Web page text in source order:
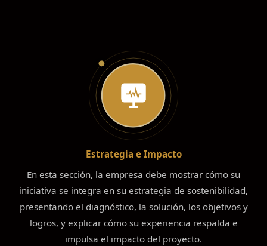
Estrategia e Impacto
En esta sección, la empresa debe mostrar cómo su
iniciativa se integra en su estrategia de sostenibilidad,
presentando el diagnóstico, la solución, los objetivos y
logros, y explicar cómo su experiencia respalda e
impulsa el impacto del proyecto.